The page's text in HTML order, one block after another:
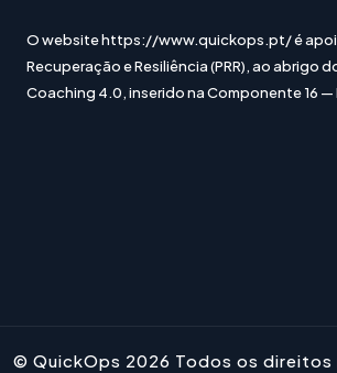
O website https://www.quickops.pt/ é
Recuperação e Resiliência (PRR), ao abrigo
Coaching 4.0, inserido na Componente 16 —
© QuickOps 2026 Todos os direitos